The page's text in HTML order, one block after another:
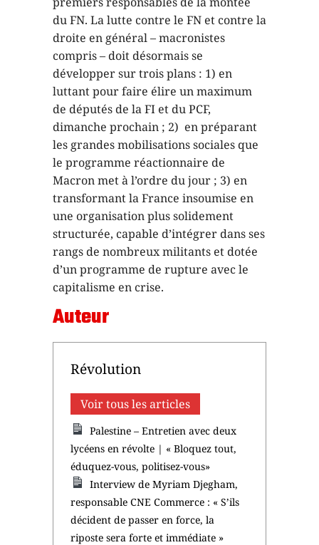
du FN. La lutte contre le FN et contre la
droite en général – macronistes
compris – doit désormais se
développer sur trois plans : 1) en
luttant pour faire élire un maximum
de députés de la FI et du PCF,
dimanche prochain ; 2) en préparant
les grandes mobilisations sociales que
le programme réactionnaire de
Macron met à l’ordre du jour ; 3) en
transformant la France insoumise en
une organisation plus solidement
structurée, capable d’intégrer dans ses
rangs de nombreux militants et dotée
d’un programme de rupture avec le
capitalisme en crise.
Auteur
Révolution
Voir tous les articles
Palestine – Entretien avec deux
lycéens en révolte | « Bloquez tout,
éduquez-vous, politisez-vous»
Interview de Myriam Djegham,
responsable CNE Commerce : « S’ils
décident de passer en force, la
riposte sera forte et immédiate »